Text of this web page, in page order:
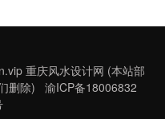
重庆风水设计网 (本站部
删除) 渝ICP备18006832